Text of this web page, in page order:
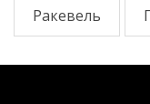
Ракевель